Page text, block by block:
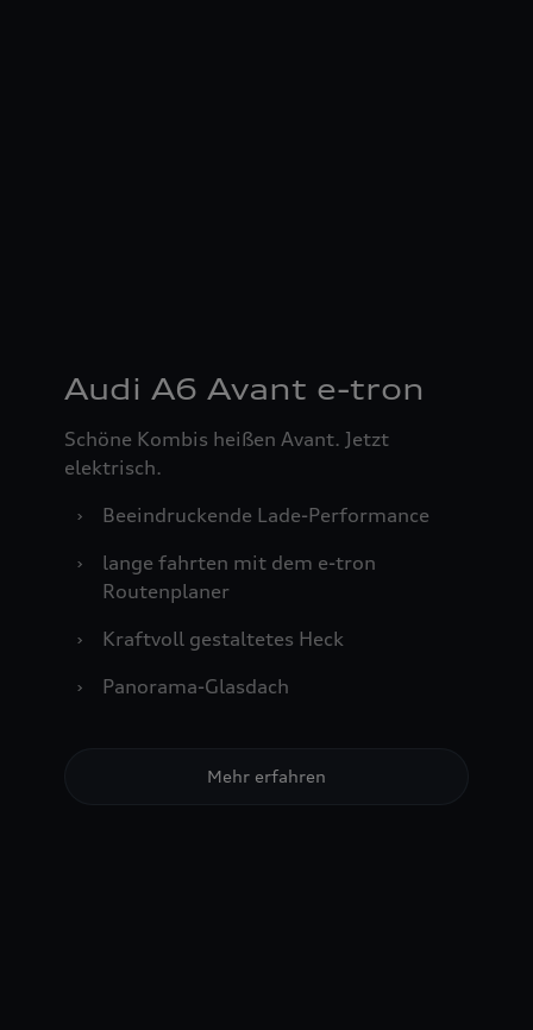
Audi A6 Avant e-tron
Schöne Kombis heißen Avant. Jetzt
elektrisch.
›
Beeindruckende Lade-Performance
›
lange fahrten mit dem e-tron
Routenplaner
›
Kraftvoll gestaltetes Heck
›
Panorama-Glasdach
Mehr erfahren